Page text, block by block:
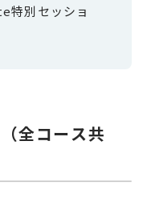
特別セッショ
全コース共